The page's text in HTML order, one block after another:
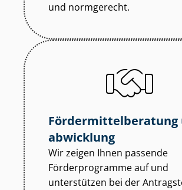
und normgerecht.
För­der­mit­tel­be­ra­tung
abwicklung
Wir zeigen Ihnen passende
Förderprogramme auf und
unterstützen bei der